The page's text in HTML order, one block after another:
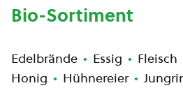
Bio-Sortiment
Edelbrände Essig Fleisch
Honig
Hühnereier